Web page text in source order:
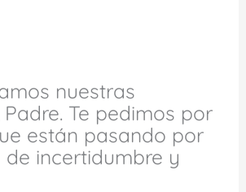
nuestras
Te pedimos por
están pasando por
incertidumbre y